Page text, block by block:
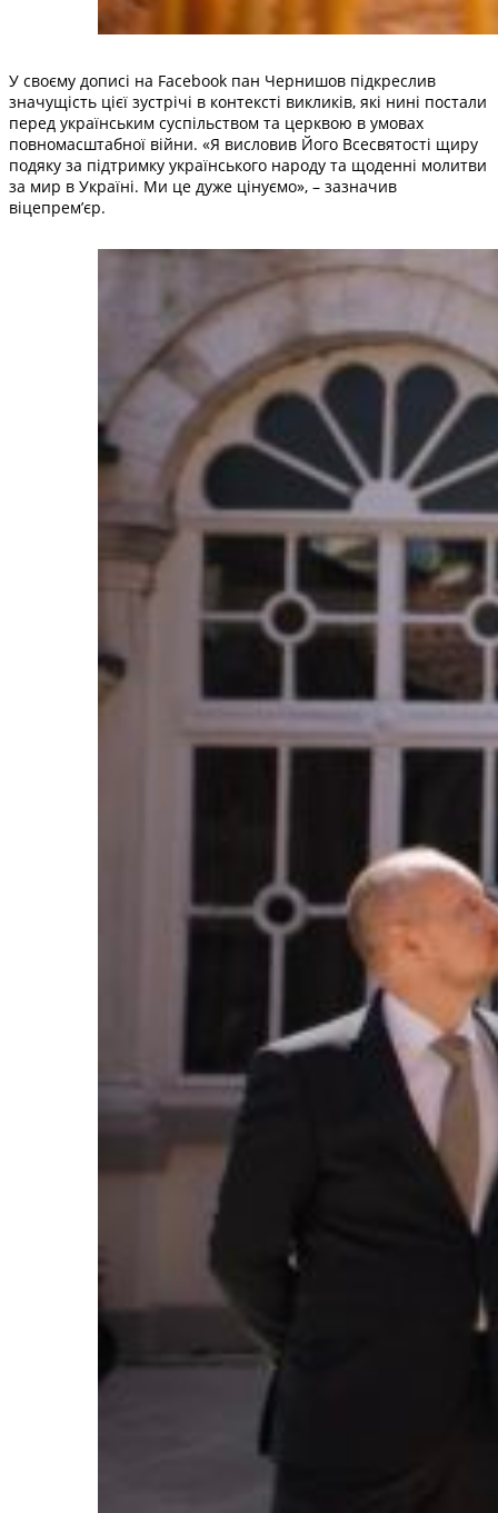
У своєму дописі на Facebook пан Чернишов підкреслив
значущість цієї зустрічі в контексті викликів, які нині постали
перед українським суспільством та церквою в умовах
повномасштабної війни. «Я висловив Його Всесвятості щиру
подяку за підтримку українського народу та щоденні молитви
за мир в Україні. Ми це дуже цінуємо», – зазначив
віцепрем’єр.